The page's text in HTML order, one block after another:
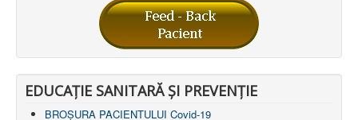
LEGISLAȚIE
ECONOMIC
CONTRACTE C.A.S.
CONTRACTE PROGRAME NAȚIONALE
EDUCAȚIE SANITARĂ ȘI PREVENȚIE
BROȘURA PACIENTULUI Covid-19